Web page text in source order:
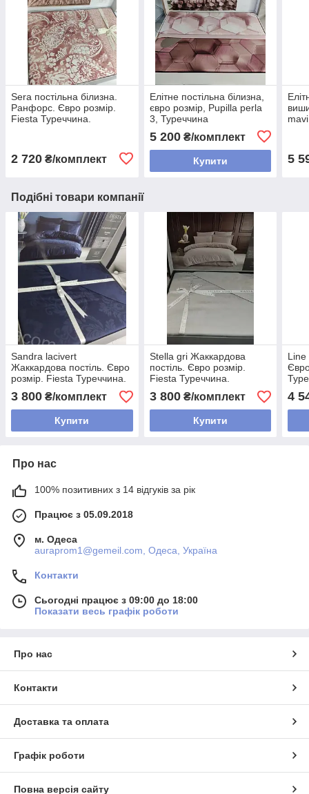
Sera постільна білизна.
Ранфорс. Євро розмір.
Fiesta Туреччина.
2 720 ₴/комплект
Елітне постільна білизна,
євро розмір, Pupilla perla
3, Туреччина
5 200₴/комплект
Купити 5
Подібні товари компанії
Sandra lacivert
Жаккардова постіль. Євро
розмір. Fiesta Туреччина.
3 800 ₴/комплект
Купити
Stella gri Жаккардова
постіль. Євро розмір.
Fiesta Туреччина.
3 800₴/комплект
Купити
Line
4
Про нас
100% позитивних з 14 відгуків за рік
Працює з 05.09.2018
м. Одеса
auraprom1@gemeil.com, Одеса, Україна
Контакти
Сьогодні працює з 09:00 до 18:00
Показати весь графік роботи
Про нас
Контакти
Доставка та оплата
Графік роботи
Повна версія сайту